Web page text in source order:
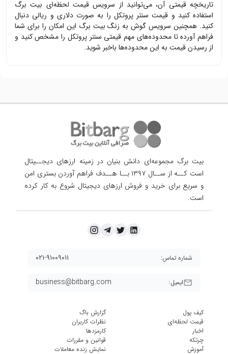
تاریخچه قیمتی آن، می‌توانید از سرویس قیمت لحظه‌ای بیت برگ
استفاده کنید و قیمت سنتر پروتکل را به صورت دلاری و ریالی دنبال
کنید. همچنین سرویس گوش به زنگ بیت برگ این امکان را برای شما
فراهم آورده تا محدوده‌های مهم قیمتی سنتر پروتکل را مشخص کنید و
از رسیدن قیمت به این محدوده‌ها باخبر شوید.
بیت برگ مجموعه‌ای دانش بنیان در زمینه ارزهای دیجــیتال
است کــه از ســال ۱۳۹۷ بــا هــدف فراهم آوردن
بستری امن
و سریع برای خرید و فروش ارزهای دیجیتال شروع به کار کرده
است.
ایمیل: business@bitbarg.com
شماره تماس: ۰۲۱-۹۱۰۰۹۰۱۱
کیف پول
قیمت لحظه‌ای
اخبار
چرتکه
آموزش
گزارش باگ
نظرات کاربران
کارمزد‌ها
قوانین و مقررات
نمایش زنده معاملات